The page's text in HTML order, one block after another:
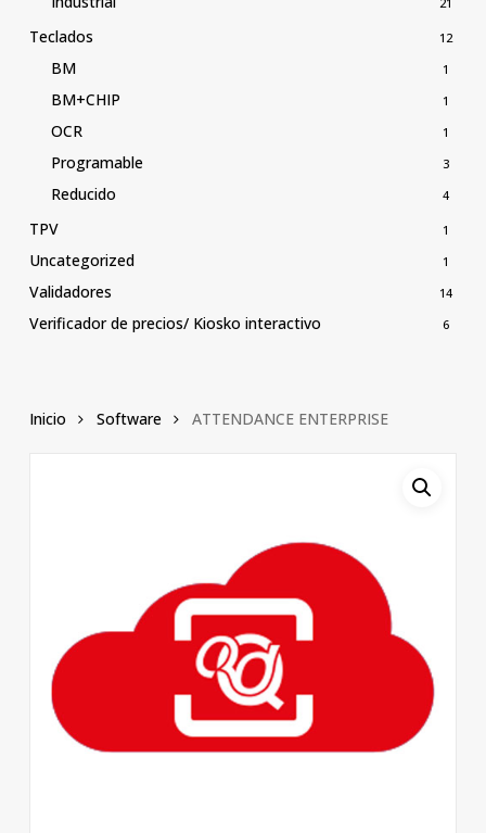
Teclados 12
BM 1
BM+CHIP 1
OCR 1
Programable 3
Reducido 4
TPV 1
Uncategorized 1
Validadores 14
Verificador de precios/ Kiosko interactivo 6
Inicio Software ATTENDANCE ENTERPRISE